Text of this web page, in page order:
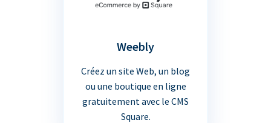
Weebly
Créez un site Web, un blog
ou une boutique en ligne
gratuitement avec le CMS
Square.